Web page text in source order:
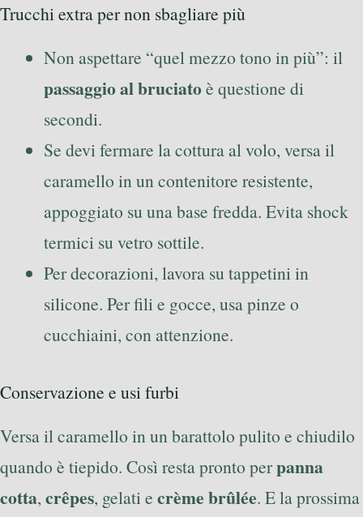
Trucchi extra per non sbagliare più
Non aspettare “quel mezzo tono in più”: il
passaggio al bruciatoè questione di
secondi.
Se devi fermare la cottura al volo, versa il
caramello in un contenitore resistente,
appoggiato su una base fredda. Evita shock
termici su vetro sottile.
Per decorazioni, lavora su tappetini in
silicone. Per fili e gocce, usa pinze o
cucchiaini, con attenzione.
Conservazione e usi furbi
Versa il caramello in un barattolo pulito e chiudilo
quando è tiepido. Così resta pronto perpanna
cotta, crêpes, gelati e crème brûlée. E la prossima